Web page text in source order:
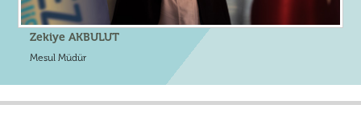
Zekiye AKBULUT
Mesul Müdür